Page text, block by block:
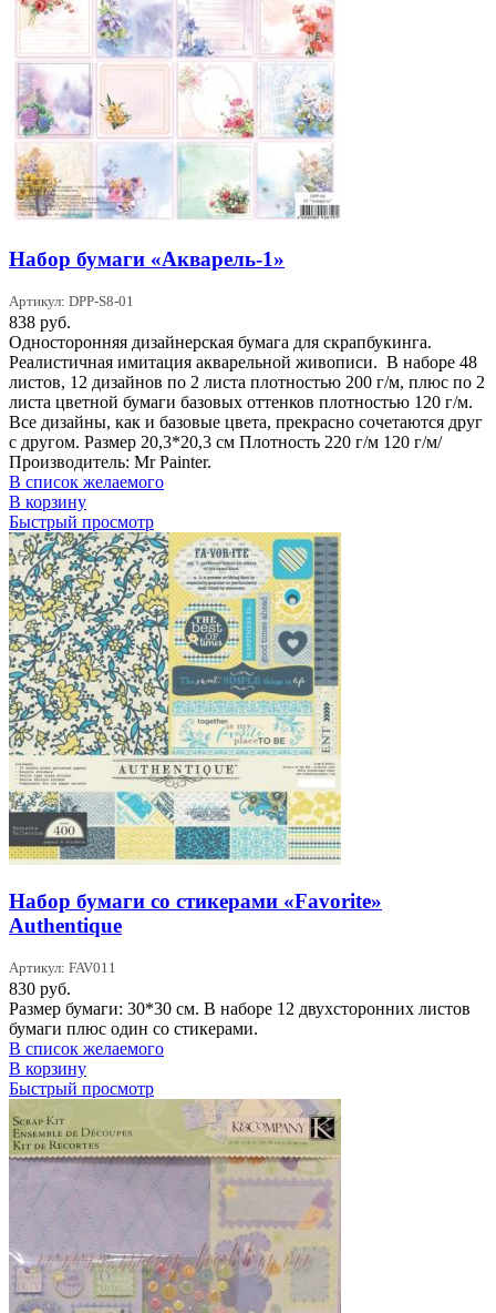
Набор бумаги «Акварель-1»
Артикул: DPP-S8-01
838 руб.
Односторонняя дизайнерская бумага для скрапбукинга.
Реалистичная имитация акварельной живописи. В наборе 48
листов, 12 дизайнов по 2 листа плотностью 200 г/м, плюс по 2
листа цветной бумаги базовых оттенков плотностью 120 г/м.
Все дизайны, как и базовые цвета, прекрасно сочетаются друг
с другом. Размер 20,3*20,3 см Плотность 220 г/м 120 г/м/
Производитель: Mr Painter.
В список желаемого
В корзину
Быстрый просмотр
Набор бумаги со стикерами «Favorite»
Authentique
Артикул: FAV011
830 руб.
Размер бумаги: 30*30 см. В наборе 12 двухсторонних листов
бумаги плюс один со стикерами.
В список желаемого
В корзину
Быстрый просмотр